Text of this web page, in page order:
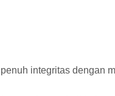
integritas dengan